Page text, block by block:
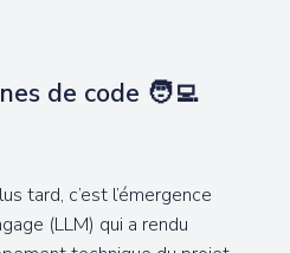
de code 🧑‍💻
tard, c’est l’émergence
(LLM) qui a rendu